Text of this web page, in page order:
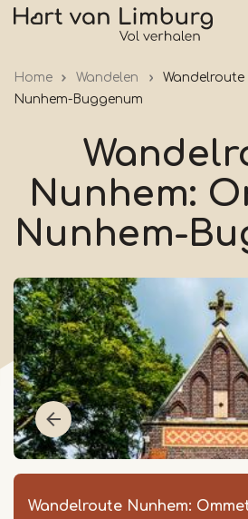
Overslaan
Home Wandelen
Wandelroute
Nunhem-Buggenum
Nunhem:
Nunhem-
Wandelroute Nunhem: